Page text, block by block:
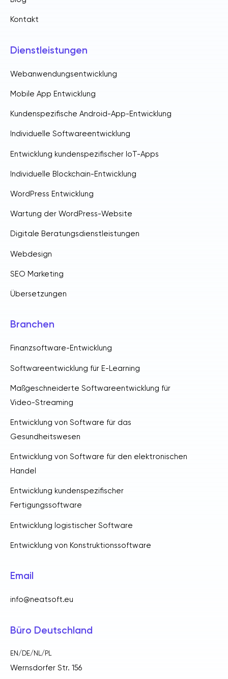
Kontakt
Dienstleistungen
Webanwendungsentwicklung
Mobile App Entwicklung
Kundenspezifische Android-App-Entwicklung
Individuelle Softwareentwicklung
Entwicklung kundenspezifischer IoT-Apps
Individuelle Blockchain-Entwicklung
WordPress Entwicklung
Wartung der WordPress-Website
Digitale Beratungsdienstleistungen
Webdesign
SEO Marketing
Übersetzungen
Branchen
Finanzsoftware-Entwicklung
Softwareentwicklung für E-Learning
Maßgeschneiderte Softwareentwicklung für
Video-Streaming
Entwicklung von Software für das
Gesundheitswesen
Entwicklung von Software für den elektronischen
Handel
Entwicklung kundenspezifischer
Fertigungssoftware
Entwicklung logistischer Software
Entwicklung von Konstruktionssoftware
Email
info@neatsoft.eu
Büro Deutschland
EN/DE/NL/PL
Wernsdorfer Str. 156